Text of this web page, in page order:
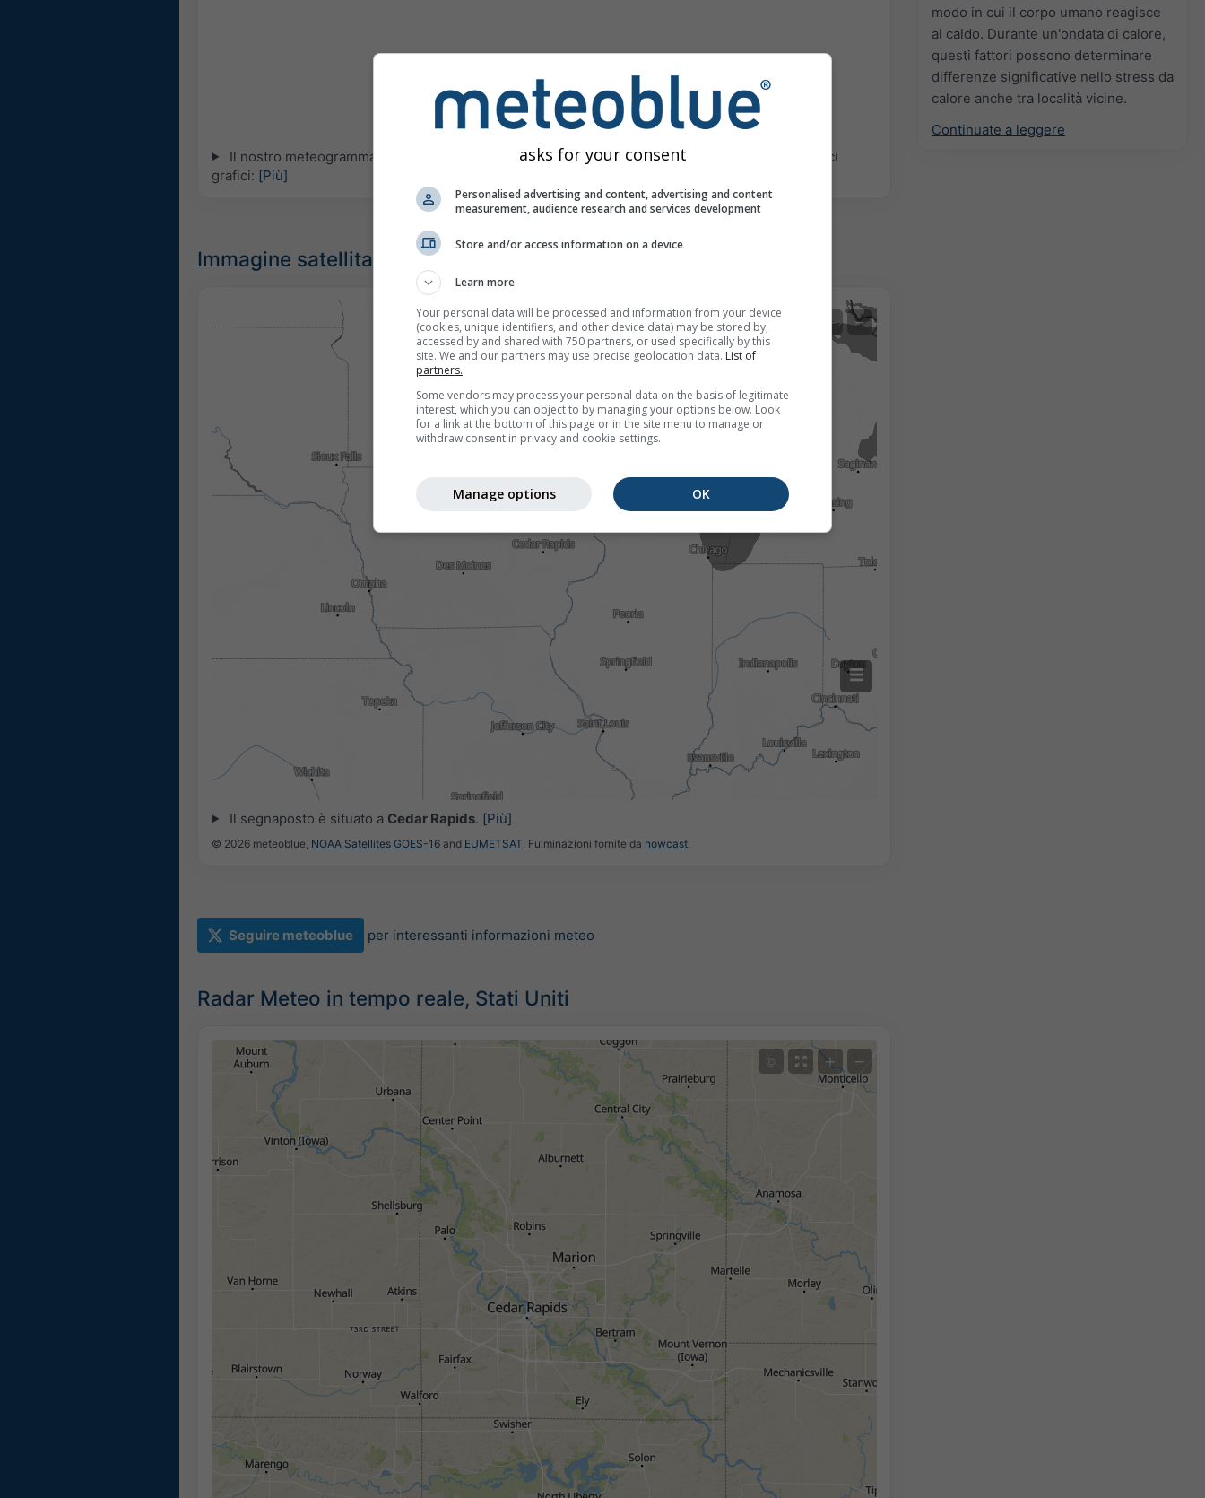
modo in cui il corpo umano reagisce
al caldo. Durante un'ondata di calore,
questi fattori possono determinare
differenze significative nello stress da
calore anche tra località vicine.
Continuate a leggere
Il nostro meteogramma 5-giorni per Cedar Rapids offre tutte le informazioni meteo in 3 semplici
grafici: [Più]
Immagine satellitare in diretta, Stati Uniti
12h 18h 24h
15:00 16:30 16:45 17:00
+ −
Il segnaposto è situato a Cedar Rapids. [Più]
© 2026 meteoblue, NOAA Satellites GOES-16 and EUMETSAT. Fulminazioni fornite da nowcast.
Seguire meteoblue per interessanti informazioni meteo
Radar Meteo in tempo reale, Stati Uniti
1h 3h 6h 24h
© + −
asks for your consent
Personalised advertising and content, advertising and content
measurement, audience research and services development
Store and/or access information on a device
Learn more
Your personal data will be processed and information from your device
(cookies, unique identifiers, and other device data) may be stored by,
accessed by and shared with 750 partners, or used specifically by this
site. We and our partners may use precise geolocation data. List of
partners.
Some vendors may process your personal data on the basis of legitimate
interest, which you can object to by managing your options below. Look
for a link at the bottom of this page or in the site menu to manage or
withdraw consent in privacy and cookie settings.
OK
Manage options